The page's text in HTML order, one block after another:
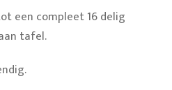
een compleet 16 delig
tafel.